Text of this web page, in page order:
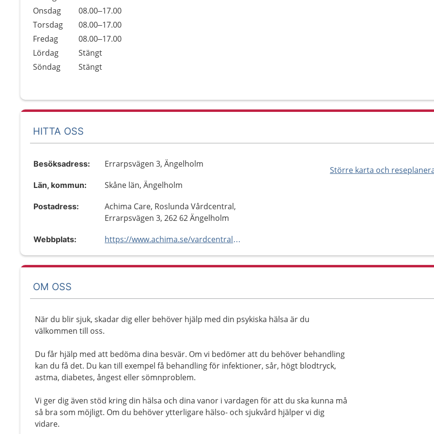
Onsdag
08.00–17.00
Torsdag
08.00–17.00
Fredag
08.00–17.00
Lördag
Stängt
Söndag
Stängt
HITTA OSS
Större karta och
Besöksadress: Errarpsvägen 3, Ängelholm
Län, kommun: Skåne län, Ängelholm
Postadress:
Achima Care, Roslunda Vårdcentral,
Errarpsvägen 3, 262 62 Ängelholm
Webbplats: https://www.achima.se/vardcentraler/roslunda-vardcentral/
OM OSS
När du blir sjuk, skadar dig eller behöver hjälp med din psykiska hälsa är du
välkommen till oss.
Du får hjälp med att bedöma dina besvär. Om vi bedömer att du behöver behandling
kan du få det. Du kan till exempel få behandling för infektioner, sår, högt blodtryck,
astma, diabetes, ångest eller sömnproblem.
Vi ger dig även stöd kring din hälsa och dina vanor i vardagen för att du ska kunna må
så bra som möjligt. Om du behöver ytterligare hälso- och sjukvård hjälper vi dig
vidare.